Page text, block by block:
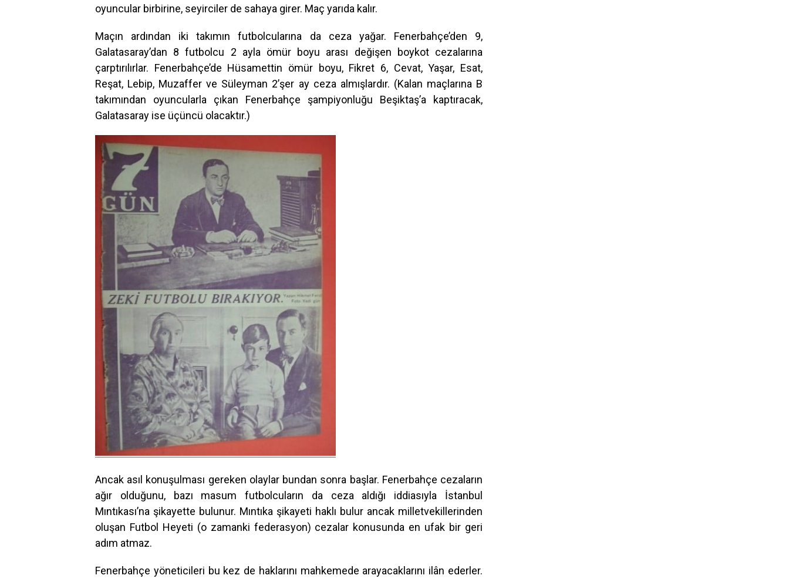
oyuncular birbirine, seyirciler de sahaya girer. Maç yarıda kalır.
Maçın ardından iki takımın futbolcularına da ceza yağar. Fenerbahçe’den 9,
Galatasaray’dan 8 futbolcu 2 ayla ömür boyu arası değişen boykot cezalarına
çarptırılırlar. Fenerbahçe’de Hüsamettin ömür boyu, Fikret 6, Cevat, Yaşar, Esat,
Reşat, Lebip, Muzaffer ve Süleyman 2’şer ay ceza almışlardır. (Kalan maçlarına B
takımından oyuncularla çıkan Fenerbahçe şampiyonluğu Beşiktaş’a kaptıracak,
Galatasaray ise üçüncü olacaktır.)
Ancak asıl konuşulması gereken olaylar bundan sonra başlar. Fenerbahçe cezaların
ağır olduğunu, bazı masum futbolcuların da ceza aldığı iddiasıyla İstanbul
Mıntıkası’na şikayette bulunur. Mıntıka şikayeti haklı bulur ancak milletvekillerinden
oluşan Futbol Heyeti (o zamanki federasyon) cezalar konusunda en ufak bir geri
adım atmaz.
Fenerbahçe yöneticileri bu kez de haklarını mahkemede arayacaklarını ilân ederler.